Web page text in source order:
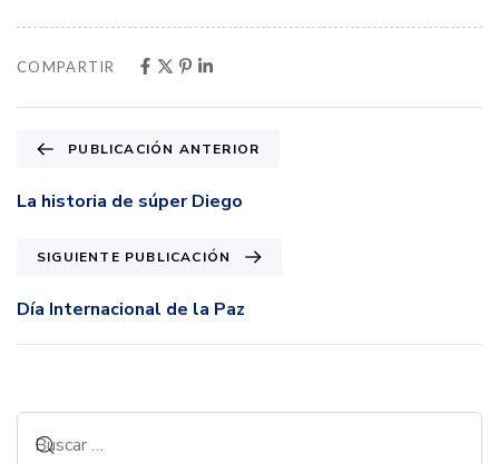
COMPARTIR
PUBLICACIÓN ANTERIOR
La historia de súper Diego
SIGUIENTE PUBLICACIÓN
Día Internacional de la Paz